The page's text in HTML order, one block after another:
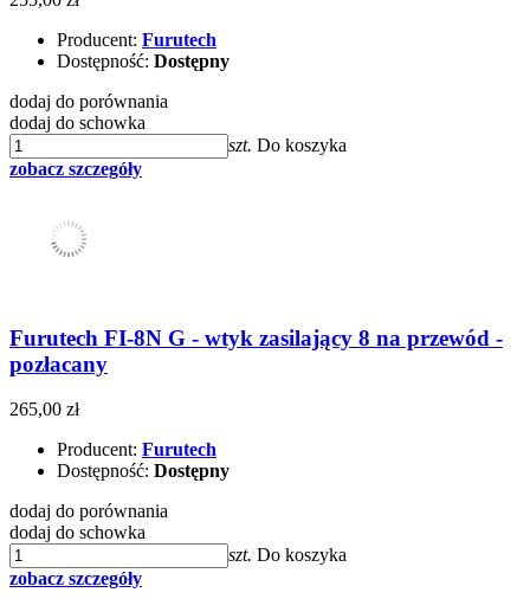
Producent: Furutech
Dostępność: Dostępny
dodaj do porównania
dodaj do schowka
szt. Do koszyka
zobacz szczegóły
Furutech FI-8N G - wtyk zasilający 8 na przewód -
pozłacany
265,00 zł
Producent: Furutech
Dostępność: Dostępny
dodaj do porównania
dodaj do schowka
szt. Do koszyka
zobacz szczegóły